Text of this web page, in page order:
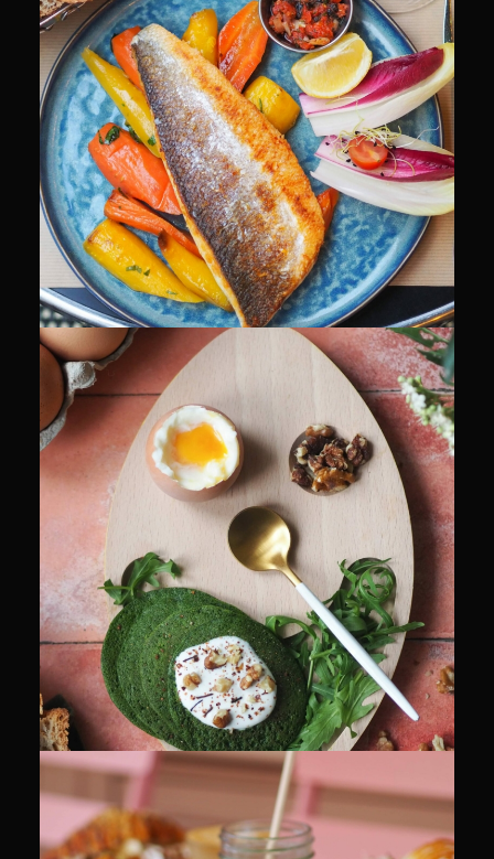
CULINAIRE
CULINAIRE